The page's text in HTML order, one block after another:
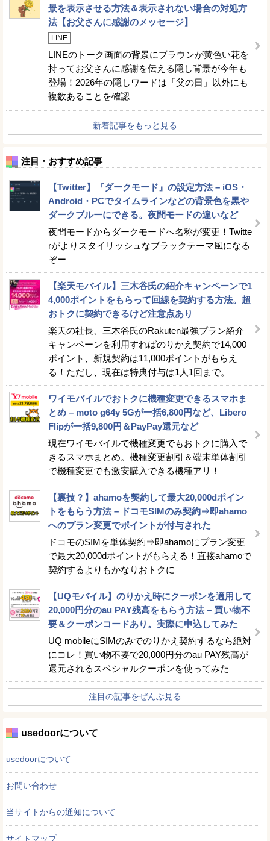
景を表示させる方法＆表示されない場合の対処方
法【お父さんに感謝のメッセージ】
LINE
LINEのトーク画面の背景にブラウンが黄色い花を
持ってお父さんに感謝を伝える隠し背景が今年も
登場！2026年の隠しワードは「父の日」以外にも
複数あることを確認
新着記事をもっと見る
注目・おすすめ記事
【Twitter】『ダークモード』の設定方法 – iOS・
Android・PCでタイムラインなどの背景色を黒や
ダークブルーにできる。夜間モードの違いなど
夜間モードからダークモードへ名称が変更！Twitte
rがよりスタイリッシュなブラックテーマ風になる
ぞー
【楽天モバイル】三木谷氏の紹介キャンペーンで1
4,000ポイントをもらって回線を契約する方法。超
おトクに契約できるけど注意点あり
楽天の社長、三木谷氏のRakuten最強プラン紹介
キャンペーンを利用すればのりかえ契約で14,000
ポイント、新規契約は11,000ポイントがもらえ
る！ただし、現在は特典付与は1人1回まで。
ワイモバイルでおトクに機種変更できるスマホま
とめ – moto g64y 5Gが一括6,800円など、Libero
Flipが一括9,800円＆PayPay還元など
現在ワイモバイルで機種変更でもおトクに購入で
きるスマホまとめ。機種変更割引＆端末単体割引
で機種変更でも激安購入できる機種アリ！
【裏技？】ahamoを契約して最大20,000dポイン
トをもらう方法 – ドコモSIMのみ契約⇒即ahamo
へのプラン変更でポイントが付与された
ドコモのSIMを単体契約⇒即ahamoにプラン変更
で最大20,000dポイントがもらえる！直接ahamoで
契約するよりもかなりおトクに
【UQモバイル】のりかえ時にクーポンを適用して
20,000円分のau PAY残高をもらう方法 – 買い物不
要＆クーポンコードあり。実際に申込してみた
UQ mobileにSIMのみでのりかえ契約するなら絶対
にコレ！買い物不要で20,000円分のau PAY残高が
還元されるスペシャルクーポンを使ってみた
注目の記事をぜんぶ見る
usedoorについて
usedoorについて
お問い合わせ
当サイトからの通知について
サイトマップ